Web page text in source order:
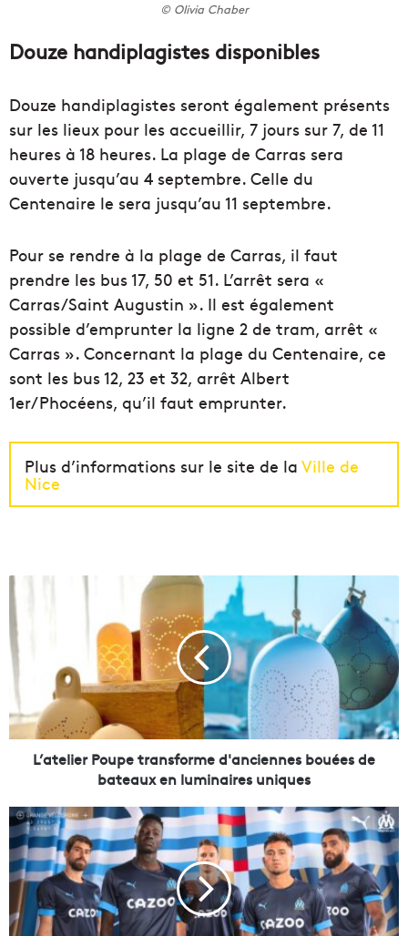
© Olivia Chaber
Douze handiplagistes disponibles
Douze handiplagistes seront également présents
sur les lieux pour les accueillir, 7 jours sur 7, de 11
heures à 18 heures. La plage de Carras sera
ouverte jusqu’au 4 septembre. Celle du
Centenaire le sera jusqu’au 11 septembre.
Pour se rendre à la plage de Carras, il faut
prendre les bus 17, 50 et 51. L’arrêt sera «
Carras/Saint Augustin ». Il est également
possible d’emprunter la ligne 2 de tram, arrêt «
Carras ». Concernant la plage du Centenaire, ce
sont les bus 12, 23 et 32, arrêt Albert
1er/Phocéens, qu’il faut emprunter.
Plus d’informations sur le site de la Ville de
Nice
a
t
e
e
r
p
e
t
r
n
s
L’atelier Poupe transforme d'anciennes bouées de
bateaux en luminaires uniques
L
'
O
M
é
v